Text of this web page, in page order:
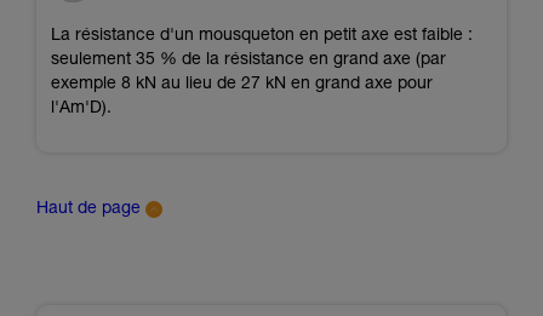
La résistance d'un mousqueton en petit axe est faible :
seulement 35 % de la résistance en grand axe (par
exemple 8 kN au lieu de 27 kN en grand axe pour
l'Am'D).
Haut de page